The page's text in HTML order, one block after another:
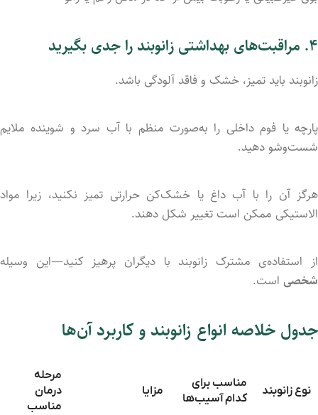
۴. مراقبت‌های بهداشتی زانوبند راجدی بگیرید
زانوبند باید تمیز، خشک و فاقد آلودگی باشد.
پارچهیا فومداخلی را به‌صورت منظم باآب سرد و شوینده ملایم
شست‌وشو دهید.
هرگزآن را با آبداغیا خشک‌کنحرارتی تمیز نکنید، زیرا مواد
الاستیکی ممکن است تغییر شکل دهند.
از استفاده‌ی مشترک زانوبند بادیگران پرهیز کنید—این وسیله
شخصی است.
جدول خلاصه انواع زانوبند و کاربردآن‌ها
نوعزانوبند
مناسببرای
کدامآسیب‌ها
مزایا
مرحله
درمان
مناسب